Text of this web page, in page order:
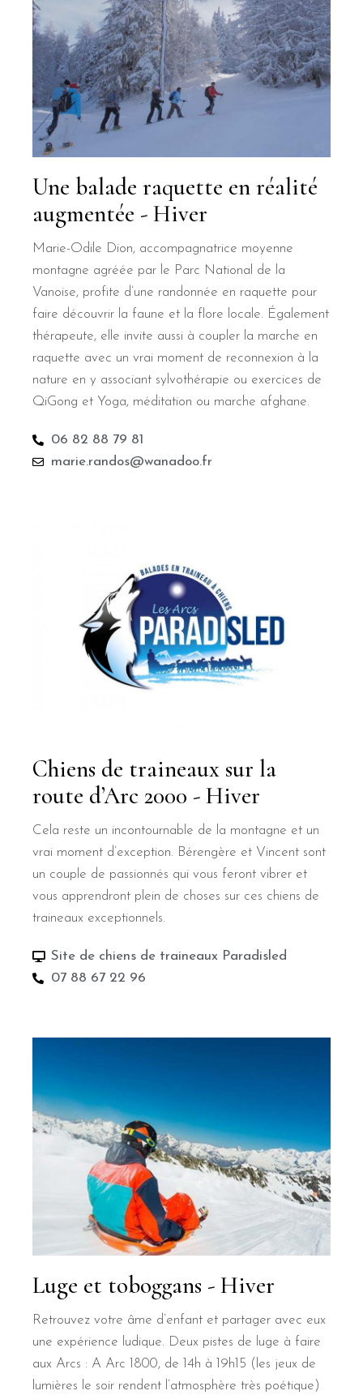
Une balade raquette en réalité
augmentée - Hiver
Marie-Odile Dion, accompagnatrice moyenne
montagne agréée par le Parc National de la
Vanoise, profite d’une randonnée en raquette pour
faire découvrir la faune et la flore locale. Également
thérapeute, elle invite aussi à coupler la marche en
raquette avec un vrai moment de reconnexion à la
nature en y associant sylvothérapie ou exercices de
QiGong et Yoga, méditation ou marche afghane.
06 82 88 79 81
marie.randos@wanadoo.fr
Chiens de traineaux sur la
route d’Arc 2000 - Hiver
Cela reste un incontournable de la montagne et un
vrai moment d’exception. Bérengère et Vincent sont
un couple de passionnés qui vous feront vibrer et
vous apprendront plein de choses sur ces chiens de
traineaux exceptionnels.
Site de chiens de traineaux Paradisled
07 88 67 22 96
Luge et toboggans - Hiver
Retrouvez votre âme d’enfant et partager avec eux
une expérience ludique. Deux pistes de luge à faire
aux Arcs : A Arc 1800, de 14h à 19h15 (les jeux de
lumières le soir rendent l’atmosphère très poétique)